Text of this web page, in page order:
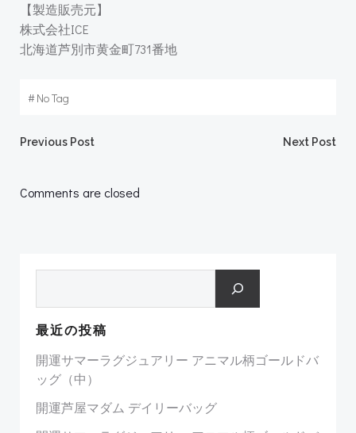
【製造販売元】
株式会社ICE
北海道芦別市黄金町731番地
#No Tag
Post
navigation
Previous Post Next Post
Comments are closed
最近の投稿
開運サマーラグジュアリー アニマル柄ゴールドバ
ッグ（中）
開運芦屋マダム デイリーバッグ